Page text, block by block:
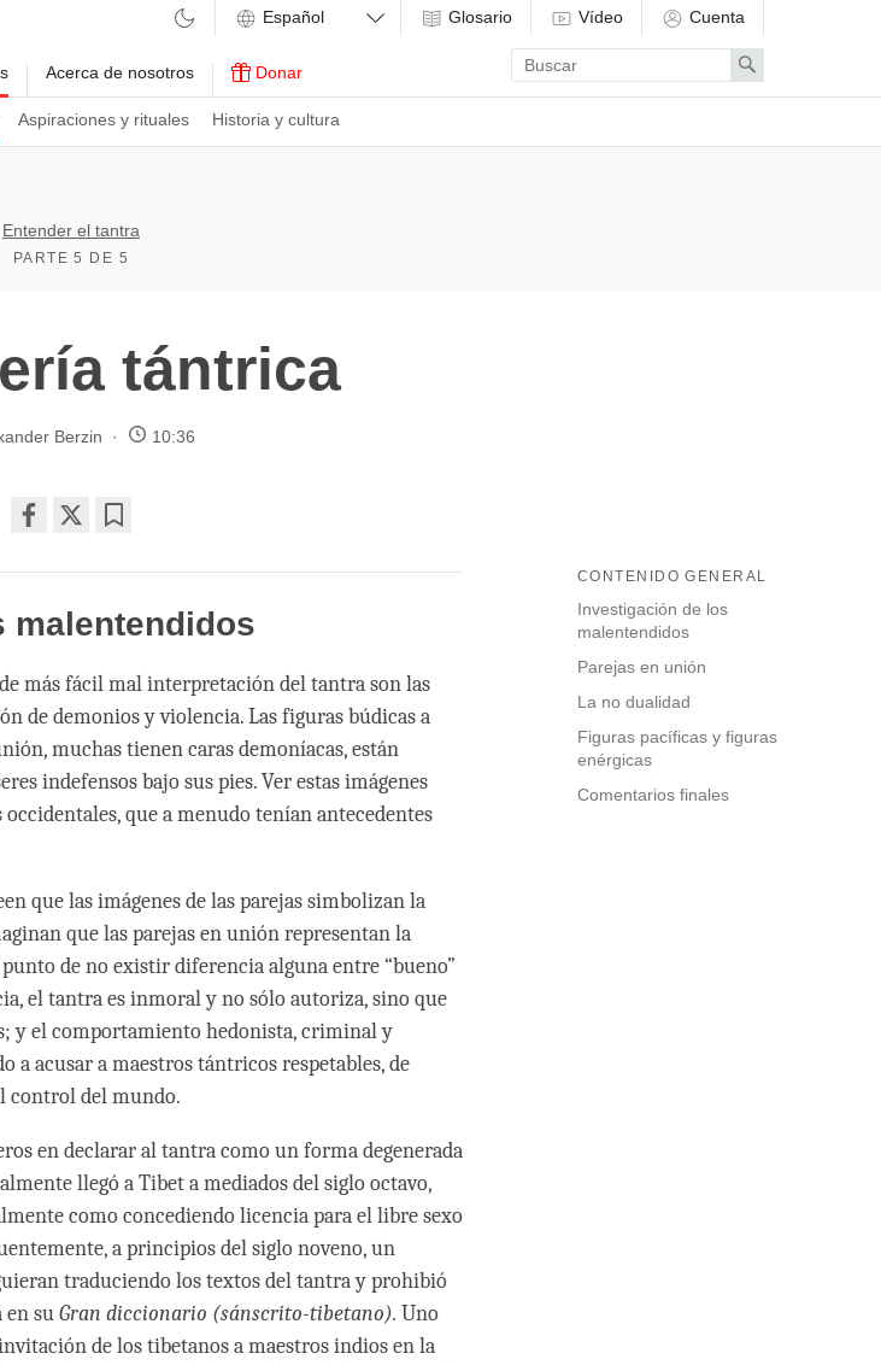
Aspiraciones y rituales Historia y cultura
Acerca de nosotros Donar
Glosario Vídeo Cuenta
Enter
search
term
Search
Entender el tantra
PARTE 5 DE 5
tántrica
Berzin 10:36
on
facebook
CONTENIDO GENERAL
Investigación de los
malentendidos
Parejas en unión
La no dualidad
Figuras pacíficas y figuras
enérgicas
Comentarios finales
malentendidos
más fácil mal interpretación del tantra son las
de demonios y violencia. Las figuras búdicas a
muchas tienen caras demoníacas, están
indefensos bajo sus pies. Ver estas imágenes
que a menudo tenían antecedentes
que las imágenes de las parejas simbolizan la
que las parejas en unión representan la
de no existir diferencia alguna entre “bueno”
el tantra es inmoral y no sólo autoriza, sino que
y el comportamiento hedonista, criminal y
a acusar a maestros tántricos respetables, de
control del mundo.
en declarar al tantra como un forma degenerada
llegó a Tibet a mediados del siglo octavo,
como concediendo licencia para el libre sexo
a principios del siglo noveno, un
traduciendo los textos del tantra y prohibió
suGran diccionario (sánscrito-tibetano). Uno
de los tibetanos a maestros indios en la